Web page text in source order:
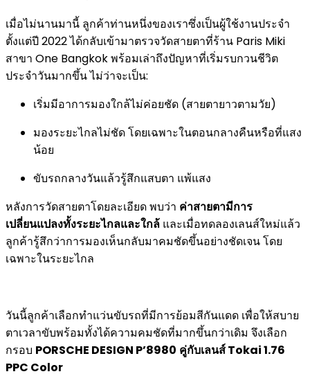
เมื่อไม่นานมานี้ ลูกค้าท่านหนึ่งของเราซึ่งเป็นผู้ใช้งานประจำ
ตั้งแต่ปี 2022 ได้กลับเข้ามาตรวจวัดสายตาที่ร้าน Paris Miki
สาขา One Bangkok พร้อมเล่าถึงปัญหาที่เริ่มรบกวนชีวิต
ประจำวันมากขึ้น ไม่ว่าจะเป็น:
เริ่มมีอาการมองใกล้ไม่ค่อยชัด (สายตายาวตามวัย)
มองระยะไกลไม่ชัด โดยเฉพาะในตอนกลางคืนหรือที่แสง
น้อย
ขับรถกลางวันแล้วรู้สึกแสบตา แพ้แสง
หลังการวัดสายตาโดยละเอียด พบว่า ค่าสายตามีการ
เปลี่ยนแปลงทั้งระยะไกลและใกล้ และเมื่อทดลองเลนส์ใหม่แล้ว
ลูกค้ารู้สึกว่าการมองเห็นกลับมาคมชัดขึ้นอย่างชัดเจน โดย
เฉพาะในระยะไกล
วันนี้ลูกค้าเลือกทำแว่นขับรถที่มีการย้อมสีกันแดด เพื่อให้สบาย
ตาเวลาขับพร้อมทั้งได้ความคมชัดที่มากขึ้นกว่าเดิม จึงเลือก
กรอบ PORSCHE DESIGN P’8980 คู่กับเลนส์ Tokai 1.76
PPC Color